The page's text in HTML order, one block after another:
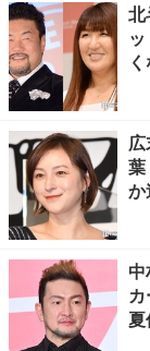
北
葉
か
夏